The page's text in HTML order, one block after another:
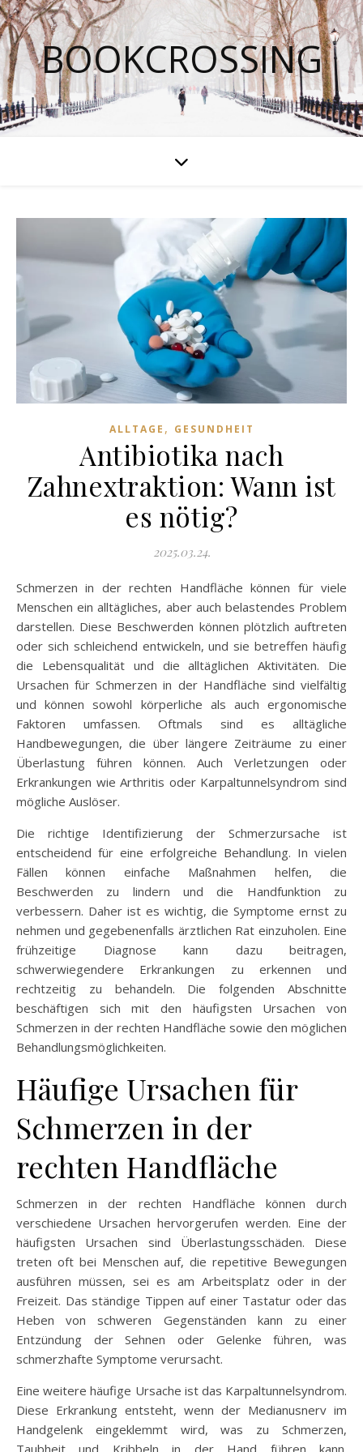
BOOKCROSSING
ALLTAGE , GESUNDHEIT
Antibiotika nach
Zahnextraktion: Wann ist
es nötig?
2025.03.24.
Schmerzen in der rechten Handfläche können für viele
Menschen ein alltägliches, aber auch belastendes Problem
darstellen. Diese Beschwerden können plötzlich auftreten
oder sich schleichend entwickeln, und sie betreffen häufig
die Lebensqualität und die alltäglichen Aktivitäten. Die
Ursachen für Schmerzen in der Handfläche sind vielfältig
und können sowohl körperliche als auch ergonomische
Faktoren umfassen. Oftmals sind es alltägliche
Handbewegungen, die über längere Zeiträume zu einer
Überlastung führen können. Auch Verletzungen oder
Erkrankungen wie Arthritis oder Karpaltunnelsyndrom sind
mögliche Auslöser.
Die richtige Identifizierung der Schmerzursache ist
entscheidend für eine erfolgreiche Behandlung. In vielen
Fällen können einfache Maßnahmen helfen, die
Beschwerden zu lindern und die Handfunktion zu
verbessern. Daher ist es wichtig, die Symptome ernst zu
nehmen und gegebenenfalls ärztlichen Rat einzuholen. Eine
frühzeitige Diagnose kann dazu beitragen,
schwerwiegendere Erkrankungen zu erkennen und
rechtzeitig zu behandeln. Die folgenden Abschnitte
beschäftigen sich mit den häufigsten Ursachen von
Schmerzen in der rechten Handfläche sowie den möglichen
Behandlungsmöglichkeiten.
Häufige Ursachen für
Schmerzen in der
rechten Handfläche
Schmerzen in der rechten Handfläche können durch
verschiedene Ursachen hervorgerufen werden. Eine der
häufigsten Ursachen sind Überlastungsschäden. Diese
treten oft bei Menschen auf, die repetitive Bewegungen
ausführen müssen, sei es am Arbeitsplatz oder in der
Freizeit. Das ständige Tippen auf einer Tastatur oder das
Heben von schweren Gegenständen kann zu einer
Entzündung der Sehnen oder Gelenke führen, was
schmerzhafte Symptome verursacht.
Eine weitere häufige Ursache ist das Karpaltunnelsyndrom.
Diese Erkrankung entsteht, wenn der Medianusnerv im
Handgelenk eingeklemmt wird, was zu Schmerzen,